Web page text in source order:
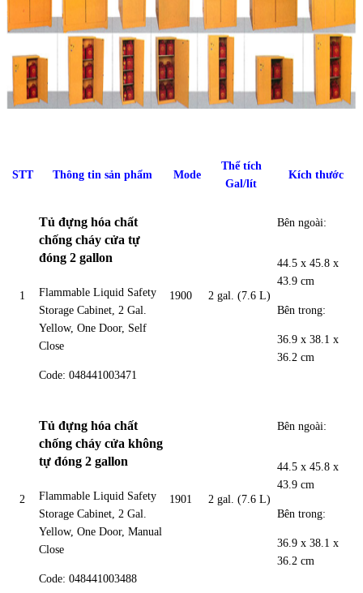
STT Thông tin sản phẩm Mode
Thể tích
Gal/lít
Kích thước
1
Tủ đựng hóa chất
chống cháy cửa tự
đóng 2 gallon
Flammable Liquid Safety
Storage Cabinet, 2 Gal.
Yellow, One Door, Self
Close
Code: 048441003471
1900 2 gal. (7.6 L)
Bên ngoài:
44.5 x 45.8 x
43.9 cm
Bên trong:
36.9 x 38.1 x
36.2 cm
2
Tủ đựng hóa chất
chống cháy cửa không
tự đóng 2 gallon
Flammable Liquid Safety
Storage Cabinet, 2 Gal.
Yellow, One Door, Manual
Close
Code: 048441003488
1901 2 gal. (7.6 L)
Bên ngoài:
44.5 x 45.8 x
43.9 cm
Bên trong:
36.9 x 38.1 x
36.2 cm